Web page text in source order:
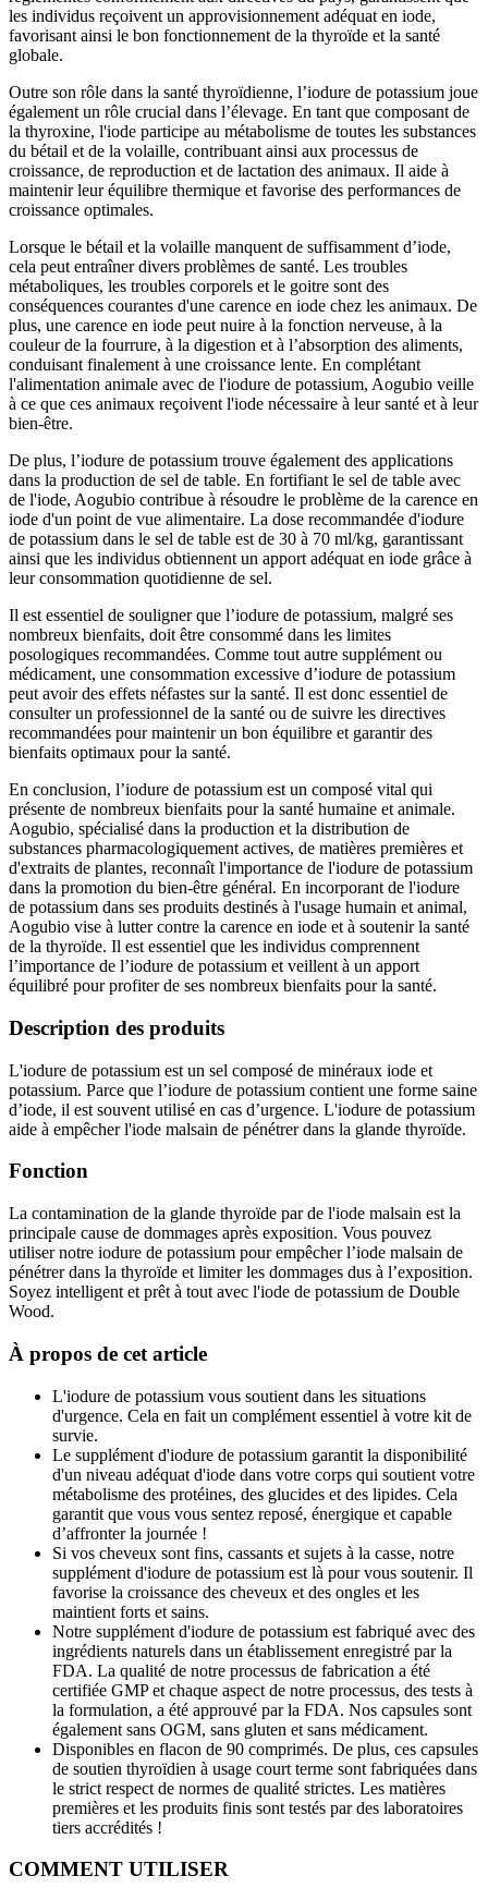
les individus reçoivent un approvisionnement adéquat en iode,
favorisant ainsi le bon fonctionnement de la thyroïde et la santé
globale.
Outre son rôle dans la santé thyroïdienne, l’iodure de potassium joue
également un rôle crucial dans l’élevage. En tant que composant de
la thyroxine, l'iode participe au métabolisme de toutes les substances
du bétail et de la volaille, contribuant ainsi aux processus de
croissance, de reproduction et de lactation des animaux. Il aide à
maintenir leur équilibre thermique et favorise des performances de
croissance optimales.
Lorsque le bétail et la volaille manquent de suffisamment d’iode,
cela peut entraîner divers problèmes de santé. Les troubles
métaboliques, les troubles corporels et le goitre sont des
conséquences courantes d'une carence en iode chez les animaux. De
plus, une carence en iode peut nuire à la fonction nerveuse, à la
couleur de la fourrure, à la digestion et à l’absorption des aliments,
conduisant finalement à une croissance lente. En complétant
l'alimentation animale avec de l'iodure de potassium, Aogubio veille
à ce que ces animaux reçoivent l'iode nécessaire à leur santé et à leur
bien-être.
De plus, l’iodure de potassium trouve également des applications
dans la production de sel de table. En fortifiant le sel de table avec
de l'iode, Aogubio contribue à résoudre le problème de la carence en
iode d'un point de vue alimentaire. La dose recommandée d'iodure
de potassium dans le sel de table est de 30 à 70 ml/kg, garantissant
ainsi que les individus obtiennent un apport adéquat en iode grâce à
leur consommation quotidienne de sel.
Il est essentiel de souligner que l’iodure de potassium, malgré ses
nombreux bienfaits, doit être consommé dans les limites
posologiques recommandées. Comme tout autre supplément ou
médicament, une consommation excessive d’iodure de potassium
peut avoir des effets néfastes sur la santé. Il est donc essentiel de
consulter un professionnel de la santé ou de suivre les directives
recommandées pour maintenir un bon équilibre et garantir des
bienfaits optimaux pour la santé.
En conclusion, l’iodure de potassium est un composé vital qui
présente de nombreux bienfaits pour la santé humaine et animale.
Aogubio, spécialisé dans la production et la distribution de
substances pharmacologiquement actives, de matières premières et
d'extraits de plantes, reconnaît l'importance de l'iodure de potassium
dans la promotion du bien-être général. En incorporant de l'iodure
de potassium dans ses produits destinés à l'usage humain et animal,
Aogubio vise à lutter contre la carence en iode et à soutenir la santé
de la thyroïde. Il est essentiel que les individus comprennent
l’importance de l’iodure de potassium et veillent à un apport
équilibré pour profiter de ses nombreux bienfaits pour la santé.
Description des produits
L'iodure de potassium est un sel composé de minéraux iode et
potassium. Parce que l’iodure de potassium contient une forme saine
d’iode, il est souvent utilisé en cas d’urgence. L'iodure de potassium
aide à empêcher l'iode malsain de pénétrer dans la glande thyroïde.
Fonction
La contamination de la glande thyroïde par de l'iode malsain est la
principale cause de dommages après exposition. Vous pouvez
utiliser notre iodure de potassium pour empêcher l’iode malsain de
pénétrer dans la thyroïde et limiter les dommages dus à l’exposition.
Soyez intelligent et prêt à tout avec l'iode de potassium de Double
Wood.
À propos de cet article
L'iodure de potassium vous soutient dans les situations
d'urgence. Cela en fait un complément essentiel à votre kit de
survie.
Le supplément d'iodure de potassium garantit la disponibilité
d'un niveau adéquat d'iode dans votre corps qui soutient votre
métabolisme des protéines, des glucides et des lipides. Cela
garantit que vous vous sentez reposé, énergique et capable
d’affronter la journée !
Si vos cheveux sont fins, cassants et sujets à la casse, notre
supplément d'iodure de potassium est là pour vous soutenir. Il
favorise la croissance des cheveux et des ongles et les
maintient forts et sains.
Notre supplément d'iodure de potassium est fabriqué avec des
ingrédients naturels dans un établissement enregistré par la
FDA. La qualité de notre processus de fabrication a été
certifiée GMP et chaque aspect de notre processus, des tests à
la formulation, a été approuvé par la FDA. Nos capsules sont
également sans OGM, sans gluten et sans médicament.
Disponibles en flacon de 90 comprimés. De plus, ces capsules
de soutien thyroïdien à usage court terme sont fabriquées dans
le strict respect de normes de qualité strictes. Les matières
premières et les produits finis sont testés par des laboratoires
tiers accrédités !
COMMENT UTILISER